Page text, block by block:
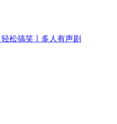
松搞笑丨多人有声剧